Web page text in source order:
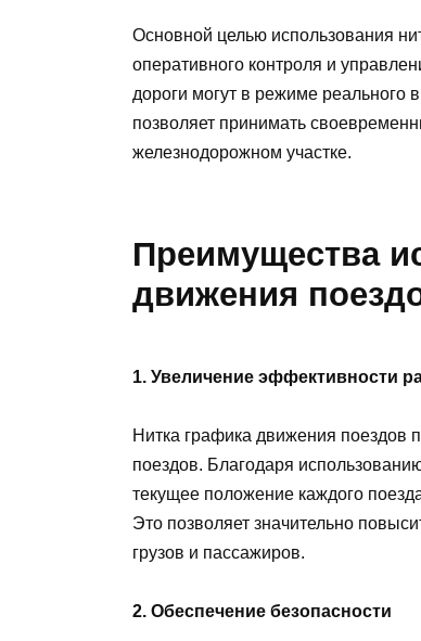
Основной целью использования
оперативного контроля и
дороги могут в режиме реального
позволяет принимать
железнодорожном участке.
Преимущества
движения
1. Увеличение эффективности
Нитка графика движения поездов
поездов. Благодаря
текущее положение каждого
Это позволяет значительно
грузов и пассажиров.
2. Обеспечение безопасности